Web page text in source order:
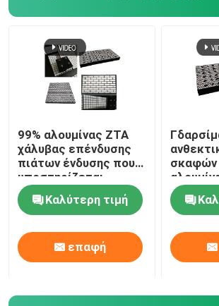
99% αλουμίνας ZTA
χάλυβας επένδυσης
πιάτων ένδυσης που
υποστηρίζεται
κεραμικός
Καλύτερη τιμή
επαφή
σκαφών
για το